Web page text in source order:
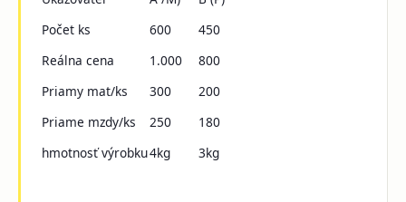
Počet ks
600
450
Reálna cena
1.000
800
Priamy mat/ks
300
200
Priame mzdy/ks
250
180
hmotnosť výrobku4kg 3kg